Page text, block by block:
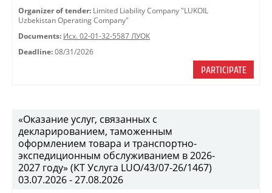
Organizer of tender: Limited Liability Company "LUKOIL
Uzbekistan Operating Company"
Documents: Исх. 02-01-32-5587 ЛУОК
Deadline: 08/31/2026
PARTICIPATE
«Оказание услуг, связанных с
декларированием, таможенным
оформлением товара и транспортно-
экспедиционным обслуживанием в 2026-
2027 году» (КТ Услуга LUO/43/07-26/1467)
03.07.2026 - 27.08.2026